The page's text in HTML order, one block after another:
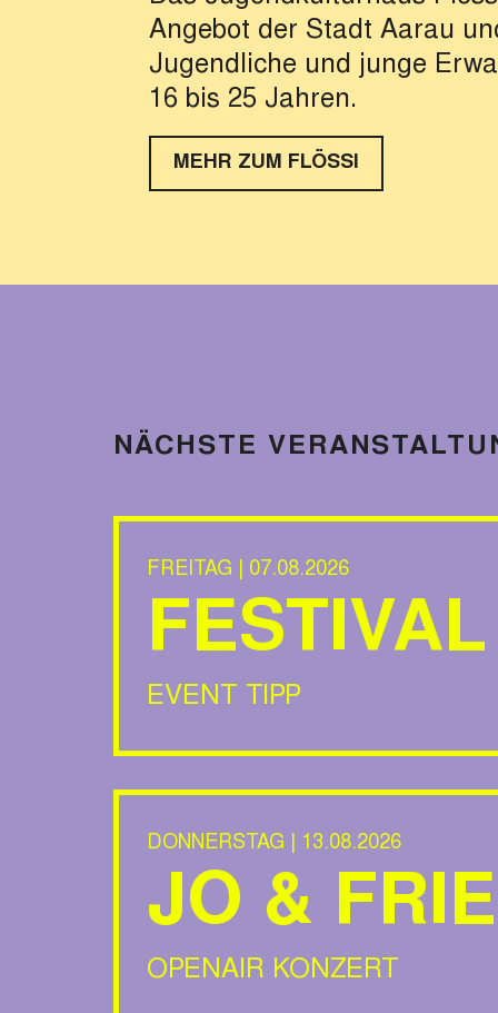
Angebot der Stadt Aarau
Jugendliche und junge
16 bis 25 Jahren.
MEHR ZUM FLÖSSI
MELDE DICH BEI JANIS!
VERFÜGBARKEITEN UND
selbständige und
18 – 25 Jahren? Hast du
an einem Ort mit Live-
Lesungen, Partys und
sonst noch zu bieten hat?
NÄCHSTE
FREITAG | 07.08.2026
EVENT TIPP
DONNERSTAG | 13.08.2026
JO &
OPENAIR KONZERT